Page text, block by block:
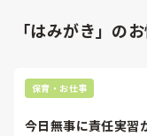
「はみがき」の
保育・お仕事
今日無事に責任実習